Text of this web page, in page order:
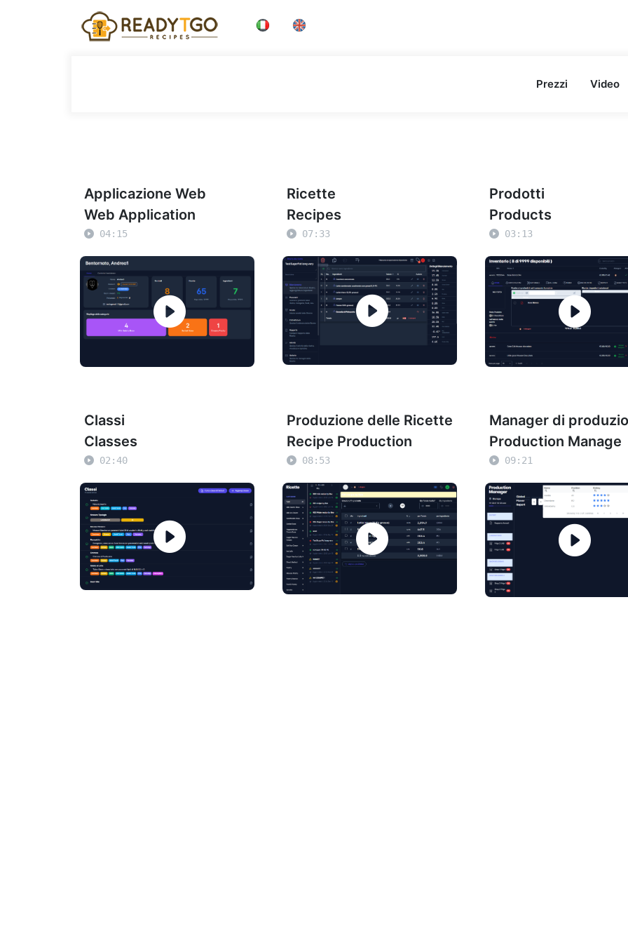
Prezzi Video
Applicazione Web
Web Application
04:15
Ricette
Recipes
07:33
Prodotti
Products
03:13
Classi
Classes
02:40
Produzione delle Ricette
Recipe Production
08:53
Manager di
Production Manage
09:21